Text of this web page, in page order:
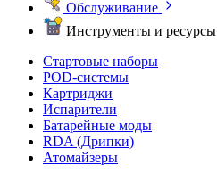
Обслуживание
Инструменты и ресурсы
Стартовые наборы
POD-системы
Картриджи
Испарители
Батарейные моды
RDA (Дрипки)
Атомайзеры